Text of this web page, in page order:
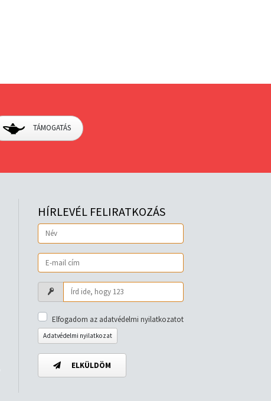
TÁMOGATÁS
HÍRLEVÉL FELIRATKOZÁS
Elfogadom az adatvédelmi nyilatkozatot
Adatvédelmi nyilatkozat
ELKÜLDÖM